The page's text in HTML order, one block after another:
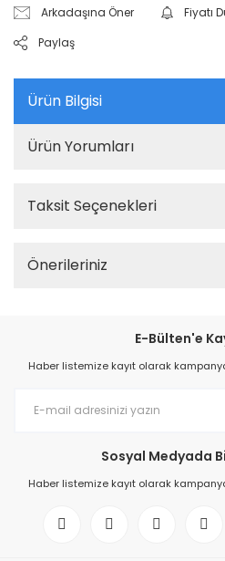
Arkadaşına Öner
Fiyatı
Paylaş
Ürün Bilgisi
Ürün Yorumları
Taksit Seçenekleri
Önerileriniz
E-Bülten'e
Haber listemize kayıt olarak
Sosyal Medyada
Haber listemize kayıt olarak